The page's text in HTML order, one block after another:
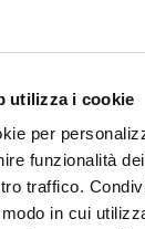
utilizza i cookie
per
funzionalità
traffico.
in cui
missione
valorizzazione
autonomi